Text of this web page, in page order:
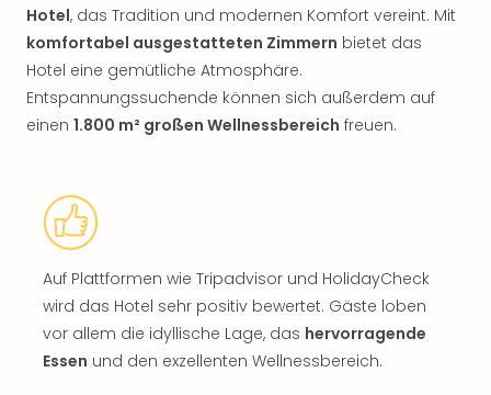
Hotel, das Tradition und modernen Komfort vereint. Mit
komfortabel ausgestatteten Zimmern bietet das
Hotel eine gemütliche Atmosphäre.
Entspannungssuchende können sich außerdem auf
einen 1.800 m² großen Wellnessbereich freuen.
Auf Plattformen wie Tripadvisor und HolidayCheck
wird das Hotel sehr positiv bewertet. Gäste loben
vor allem die idyllische Lage, das hervorragende
Essen und den exzellenten Wellnessbereich.